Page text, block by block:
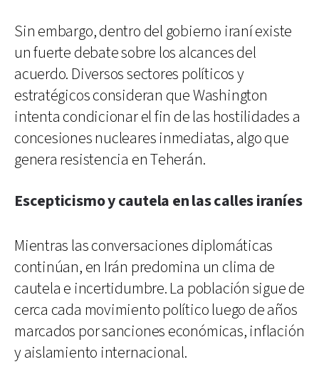
Sin embargo, dentro del gobierno iraní existe
un fuerte debate sobre los alcances del
acuerdo. Diversos sectores políticos y
estratégicos consideran que Washington
intenta condicionar el fin de las hostilidades a
concesiones nucleares inmediatas, algo que
genera resistencia en Teherán.
Escepticismo y cautela en las calles iraníes
Mientras las conversaciones diplomáticas
continúan, en Irán predomina un clima de
cautela e incertidumbre. La población sigue de
cerca cada movimiento político luego de años
marcados por sanciones económicas, inflación
y aislamiento internacional.